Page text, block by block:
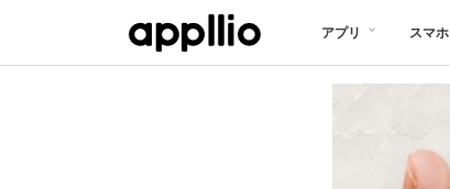
アプリ スマホ